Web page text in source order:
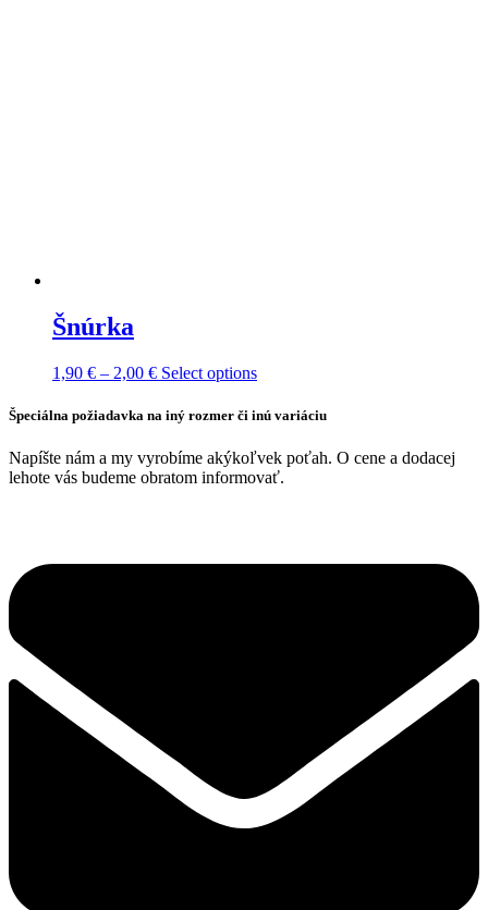
Šnúrka
1,90 € – 2,00 €Price
1,90 €
2,00 €
Select optionsThis
has
variants.
The
options
on
Špeciálna požiadavka na iný rozmer či inú variáciu
Napíšte nám a my vyrobíme akýkoľvek poťah. O cene a dodacej
lehote vás budeme obratom informovať.